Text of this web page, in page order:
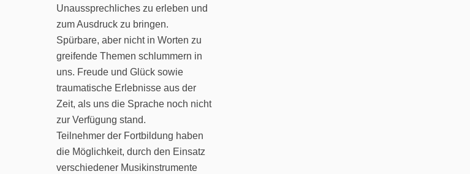
Unaussprechliches zu erleben und
zum Ausdruck zu bringen.
Spürbare, aber nicht in Worten zu
greifende Themen schlummern in
uns. Freude und Glück sowie
traumatische Erlebnisse aus der
Zeit, als uns die Sprache noch nicht
zur Verfügung stand.
Teilnehmer der Fortbildung haben
die Möglichkeit, durch den Einsatz
verschiedener Musikinstrumente